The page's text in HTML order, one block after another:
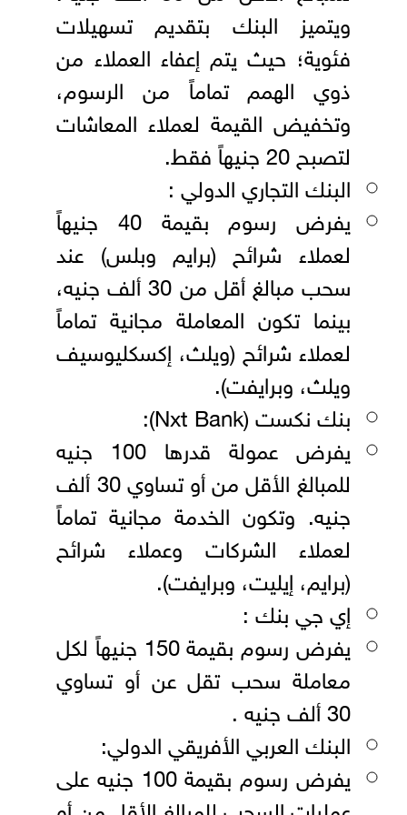
ويتميز البنك بتقديم تسهيلات
فئوية؛ حيث يتم إعفاء العملاء من
ذوي الهمم تماماً من الرسوم،
وتخفيض القيمة لعملاء المعاشات
لتصبح 20 جنيهاً فقط.
البنك التجاري الدولي :
يفرض رسوم بقيمة 40 جنيهاً
لعملاء شرائح (برايم وبلس) عند
سحب مبالغ أقل من 30 ألف جنيه،
بينما تكون المعاملة مجانية تماماً
لعملاء شرائح (ويلث، إكسكليوسيف
ويلث، وبرايفت).
بنك نكست (Nxt Bank):
يفرض عمولة قدرها 100 جنيه
للمبالغ الأقل من أو تساوي 30 ألف
جنيه. وتكون الخدمة مجانية تماماً
لعملاء الشركات وعملاء شرائح
(برايم، إيليت، وبرايفت).
إي جي بنك :
يفرض رسوم بقيمة 150 جنيهاً لكل
معاملة سحب تقل عن أو تساوي
30 ألف جنيه .
البنك العربي الأفريقي الدولي:
يفرض رسوم بقيمة 100 جنيه على